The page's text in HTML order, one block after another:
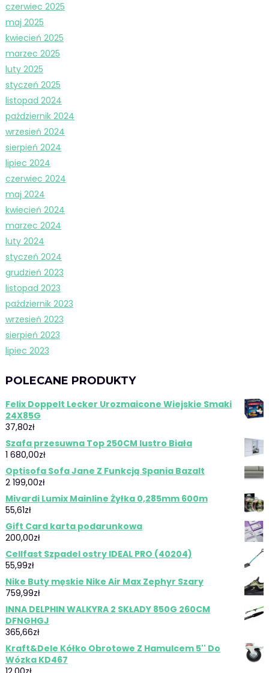
czerwiec 2025
maj 2025
kwiecień 2025
marzec 2025
luty 2025
styczeń 2025
listopad 2024
październik 2024
wrzesień 2024
sierpień 2024
lipiec 2024
czerwiec 2024
maj 2024
kwiecień 2024
marzec 2024
luty 2024
styczeń 2024
grudzień 2023
listopad 2023
październik 2023
wrzesień 2023
sierpień 2023
lipiec 2023
POLECANE PRODUKTY
Felix Doppelt Lecker Urozmaicone Wiejskie Smaki
24X85G
37,80zł
Szafa przesuwna Top 250CM lustro Biała
1 680,00zł
Optisofa Sofa Jane Z Funkcją Spania Bazalt
2 199,00zł
Mivardi Lumix Mainline Żyłka 0,285mm 600m
55,61zł
Gift Card karta podarunkowa
200,00zł
Cellfast Szpadel ostry IDEAL PRO (40204)
55,99zł
Nike Buty męskie Nike Air Max Zephyr Szary
759,99zł
INNA DELPHIN WALKYRA 2 SKŁADY 850G 260CM
DFNGHGJ
365,66zł
Kraft&Dele Kółko Obrotowe Z Hamulcem 5'' Do
Wózka KD467